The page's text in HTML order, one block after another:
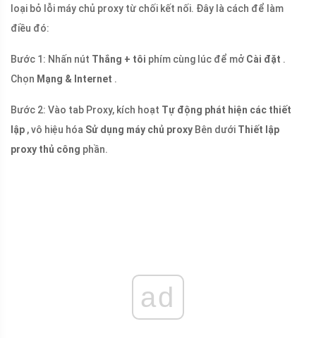
loại bỏ lỗi máy chủ proxy từ chối kết nối. Đây là cách để làm
điều đó:
Bước 1: Nhấn nút Thắng + tôi phím cùng lúc để mở Cài đặt .
Chọn Mạng & Internet .
Bước 2: Vào tab Proxy, kích hoạt Tự động phát hiện các thiết
lập , vô hiệu hóa Sử dụng máy chủ proxy Bên dưới Thiết lập
proxy thủ công phần.
ad